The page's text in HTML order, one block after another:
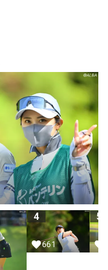
4
661
5